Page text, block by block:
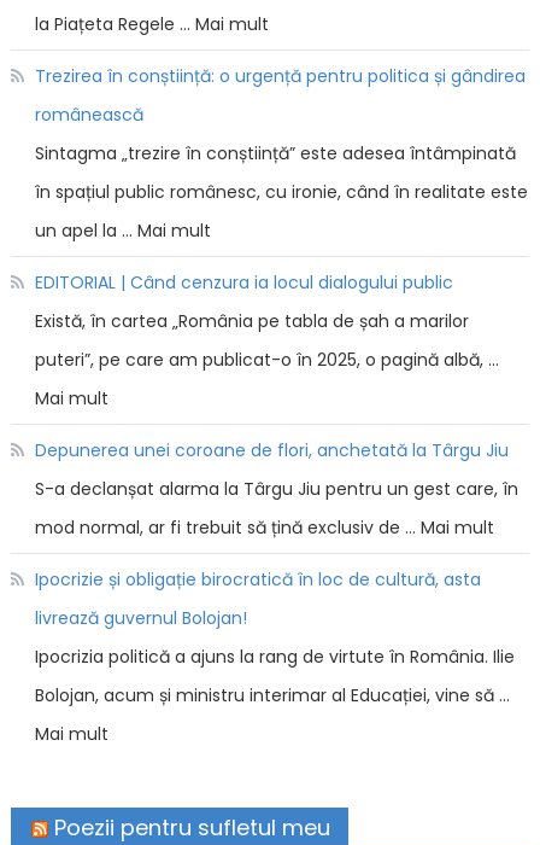
la Piațeta Regele … Mai mult
Trezirea în conștiință: o urgență pentru politica și gândirea
românească
Sintagma „trezire în conștiință” este adesea întâmpinată
în spațiul public românesc, cu ironie, când în realitate este
un apel la … Mai mult
EDITORIAL | Când cenzura ia locul dialogului public
Există, în cartea „România pe tabla de șah a marilor
puteri”, pe care am publicat-o în 2025, o pagină albă, …
Mai mult
Depunerea unei coroane de flori, anchetată la Târgu Jiu
S-a declanșat alarma la Târgu Jiu pentru un gest care, în
mod normal, ar fi trebuit să țină exclusiv de … Mai mult
Ipocrizie și obligație birocratică în loc de cultură, asta
livrează guvernul Bolojan!
Ipocrizia politică a ajuns la rang de virtute în România. Ilie
Bolojan, acum și ministru interimar al Educației, vine să …
Mai mult
Poezii pentru sufletul meu